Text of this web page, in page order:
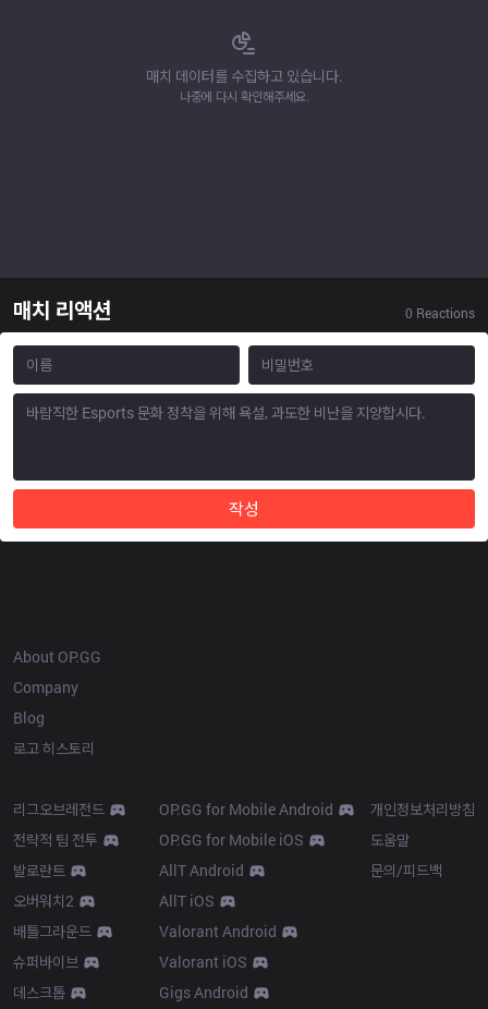
매치 데이터를 수집하고 있습니다.
나중에 다시 확인해주세요.
매치 리액션 0 Reactions
작성
About OP.GG
Company
Blog
로고 히스토리
리그오브레전드
전략적 팀 전투
발로란트
오버워치2
배틀그라운드
슈퍼바이브
데스크톱
OP.GG for Mobile Android
OP.GG for Mobile iOS
AllT Android
AllT iOS
Valorant Android
Valorant iOS
Gigs Android
개인정보처리방침
도움말
문의/피드백